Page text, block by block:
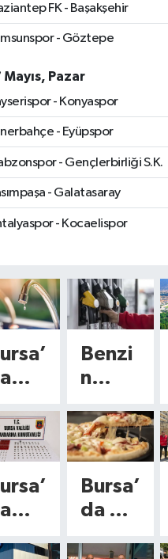
FK - Başakşehir
- Göztepe
Mayıs, Pazar
- Konyaspor
- Eyüpspor
- Gençlerbirliği S.K.
- Galatasaray
- Kocaelispor
Benzi
n
arına
yeni
zam
geliyo
r!
Tabel
Bursa’
da da